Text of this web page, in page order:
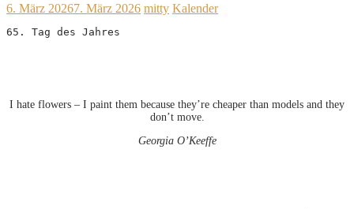
6. März 20267. März 2026 mitty Kalender
65. Tag des Jahres
I hate flowers – I paint them because they’re cheaper than models and they
don’t move.
Georgia O’Keeffe